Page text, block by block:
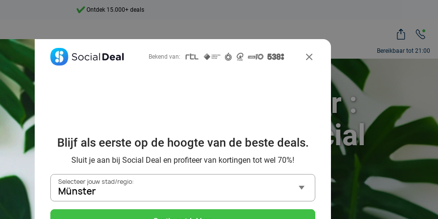
Bereikbaar tot 21:00
Ontdek 15.000+ deals
in Münster :
beautydeals via Social
Deal
Bekend van:
Blijf als eerste op de hoogte van de beste deals.
Sluit je aan bij Social Deal en profiteer van kortingen tot wel 70%!
Selecteer jouw stad/regio:
Münster